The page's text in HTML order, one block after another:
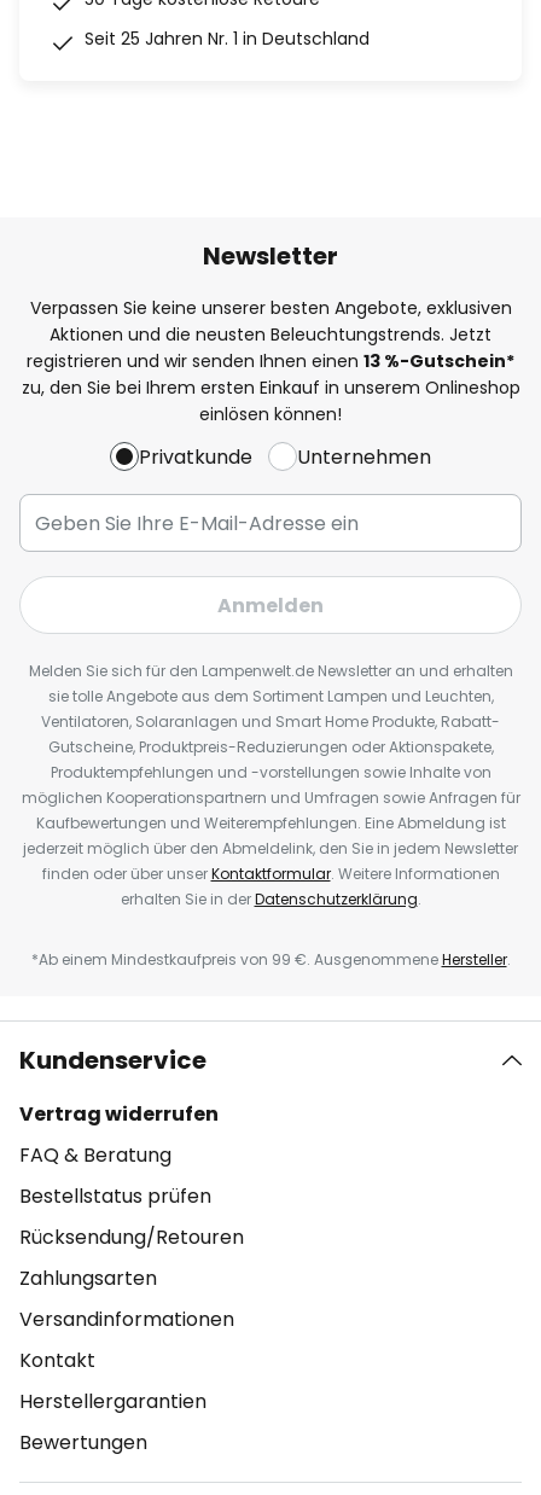
Seit 25 Jahren Nr. 1 in Deutschland
Newsletter
Verpassen Sie keine unserer besten Angebote, exklusiven
Aktionen und die neusten Beleuchtungstrends. Jetzt
registrieren und wir senden Ihnen einen 13 %-Gutschein*
zu, den Sie bei Ihrem ersten Einkauf in unserem Onlineshop
einlösen können!
Privatkunde Unternehmen
Anmelden
Melden Sie sich für den Lampenwelt.de Newsletter an und erhalten
sie tolle Angebote aus dem Sortiment Lampen und Leuchten,
Ventilatoren, Solaranlagen und Smart Home Produkte, Rabatt-
Gutscheine, Produktpreis-Reduzierungen oder Aktionspakete,
Produktempfehlungen und -vorstellungen sowie Inhalte von
möglichen Kooperationspartnern und Umfragen sowie Anfragen für
Kaufbewertungen und Weiterempfehlungen. Eine Abmeldung ist
jederzeit möglich über den Abmeldelink, den Sie in jedem Newsletter
finden oder über unserKontaktformular. Weitere Informationen
erhalten Sie in derDatenschutzerklärung.
*Ab einem Mindestkaufpreis von 99 €. AusgenommeneHersteller.
Kundenservice
Vertrag widerrufen
FAQ & Beratung
Bestellstatus prüfen
Rücksendung/Retouren
Zahlungsarten
Versandinformationen
Kontakt
Herstellergarantien
Bewertungen